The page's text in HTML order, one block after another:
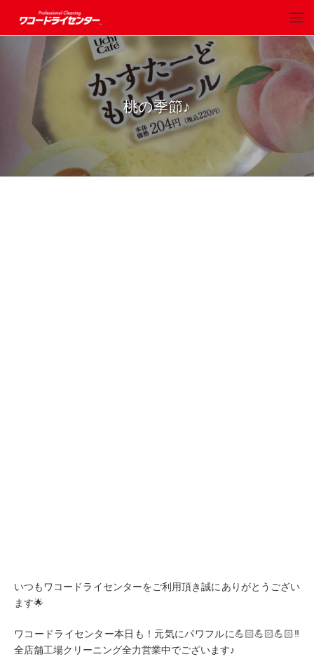
桃の季節♪
いつもワコードライセンターをご利用頂き誠にありがとうござい
ます🌟
ワコードライセンター本日も！元気にパワフルに💪🏻💪🏻💪🏻‼️
全店舗工場クリーニング全力営業中でございます♪